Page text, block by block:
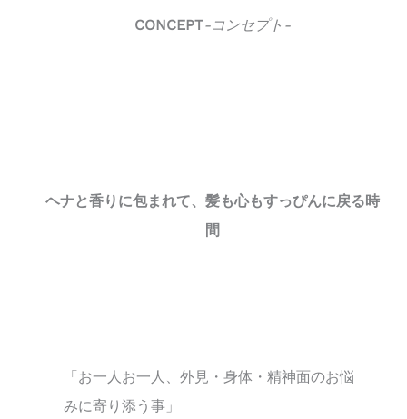
CONCEPT-コンセプト-
ヘナと香りに包まれて、髪も心もすっぴんに戻る時
間
「お一人お一人、外見・身体・精神面のお悩
みに寄り添う事」